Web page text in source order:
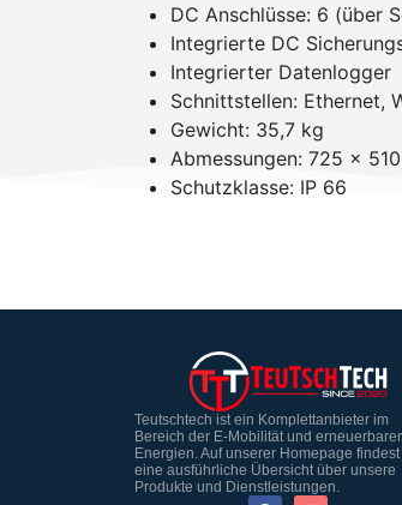
DC Anschlüsse: 6 (über
Integrierte DC
Integrierter Datenlogger
Schnittstellen: Ethernet,
Gewicht: 35,7 kg
Abmessungen: 725 x
Schutzklasse: IP 66
Teutschtech ist ein Komplettanbieter im
Bereich der E-Mobilität und
Energien. Auf unserer Homepage findest
eine ausführliche Übersicht über unsere
Produkte und Dienstleistungen.